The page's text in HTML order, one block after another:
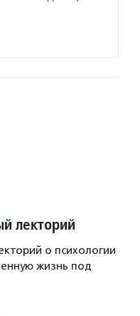
лекторий
о психологии
жизнь под